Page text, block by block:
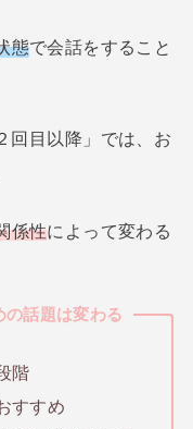
態で会話をすること
回目以降」では、お
係性によって変わる
の話題は変わる
階
すすめ